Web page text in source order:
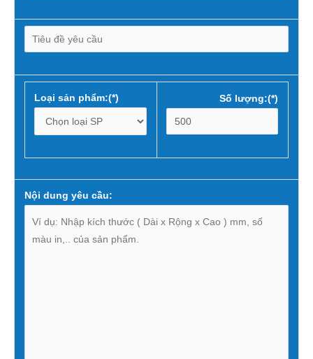
Loại sản phẩm:(*) Số lượng:(*)
Nội dung yêu cầu: